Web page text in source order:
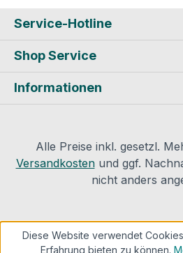
Service-Hotline
Shop Service
Informationen
Alle Preise inkl. gesetzl.
Versandkostenund ggf.
nicht anders
Diese Website verwendet
Erfahrung bieten zu können.